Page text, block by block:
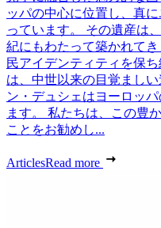
ッパの中心に位置し、真
っています。 その遺産は
紀にもわたって築かれて
民アイデンティティを保
は、中世以来の目覚まし
ン・デュシェはヨーロッ
ます。 私たちは、この豊
ことをお勧めし...
ArticlesRead more